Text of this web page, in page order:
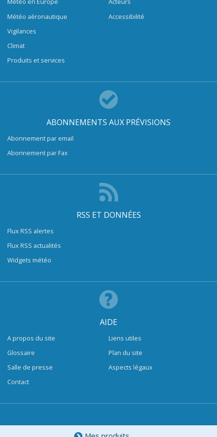
Météo aéronautique
Vigilances
Climat
Produits et services
Accessibilité
ABONNEMENTS AUX PRÉVISIONS
Abonnement par email
Abonnement par Fax
RSS ET DONNÉES
Flux RSS alertes
Flux RSS actualités
Widgets météo
AIDE
A propos du site
Glossaire
Salle de presse
Contact
Liens utiles
Plan du site
Aspects légaux